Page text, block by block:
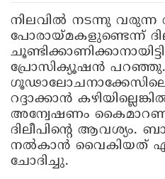
നിലവില്‍ നടന്നു
പോരായ്മകളുണ്ടെന്ന്
പ്രോസിക്യൂഷന്‍ പറഞ്ഞു.
റദ്ദാക്കാന്‍
അന്വേഷണം
ദിലീപിന്റെ ആവശ്യം.
നല്‍കാന്‍ വൈകിയത്
ചോദിച്ചു.